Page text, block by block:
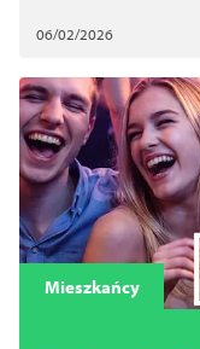
06/02/2026
Mieszkańcy